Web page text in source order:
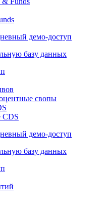
демо-доступ
базу данных
свопы
CDS
демо-доступ
базу данных